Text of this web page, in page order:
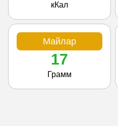
кКал
Майлар
17
Грамм